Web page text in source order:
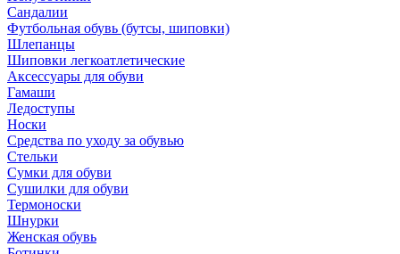
Сандалии
Футбольная обувь (бутсы, шиповки)
Шлепанцы
Шиповки легкоатлетические
Аксессуары для обуви
Гамаши
Ледоступы
Носки
Средства по уходу за обувью
Стельки
Сумки для обуви
Сушилки для обуви
Термоноски
Шнурки
Женская обувь